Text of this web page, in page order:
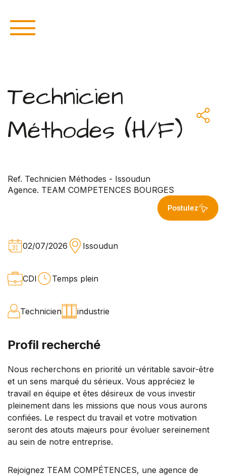
Technicien
Méthodes (H/F)
Ref. Technicien Méthodes - Issoudun
Agence. TEAM COMPETENCES BOURGES
Postulez
02/07/2026 Issoudun
CDI Temps plein
Technicien industrie
Profil recherché
Nous recherchons en priorité un véritable savoir-être
et un sens marqué du sérieux. Vous appréciez le
travail en équipe et êtes désireux de vous investir
pleinement dans les missions que nous vous aurons
confiées. Le respect du travail et votre motivation
seront des atouts majeurs pour évoluer sereinement
au sein de notre entreprise.
Rejoignez TEAM COMPÉTENCES, une agence de